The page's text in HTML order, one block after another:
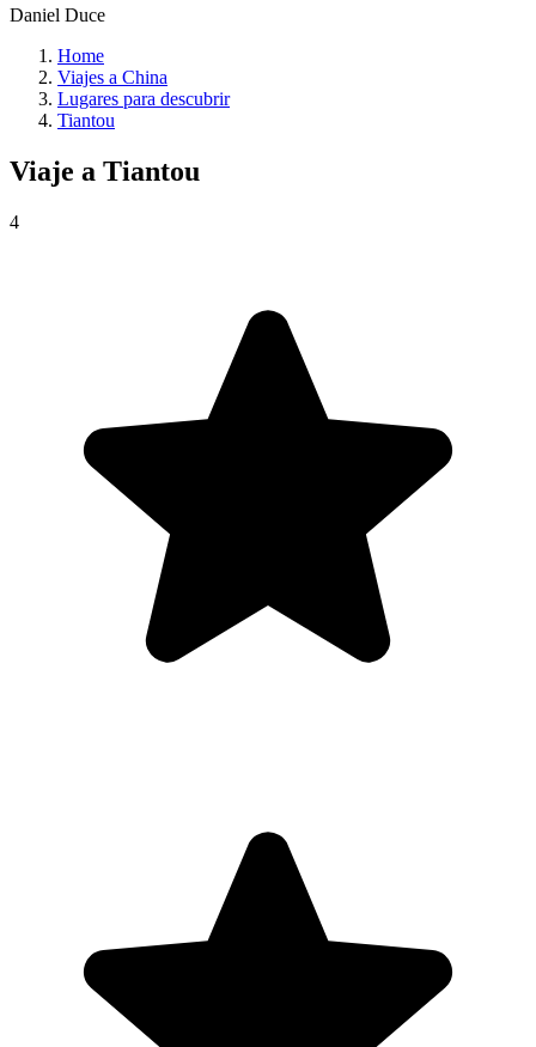
Daniel Duce
Home
Viajes a China
Lugares para descubrir
Tiantou
Viaje a Tiantou
4